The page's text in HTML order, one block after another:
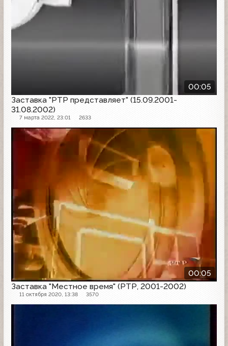
00:05
Заставка "РТР представляет" (15.09.2001-
31.08.2002)
7 марта 2022, 23:01 2633
00:05
Заставка "Местное время" (РТР, 2001-2002)
11 октября 2020, 13:38 3570
Заставка